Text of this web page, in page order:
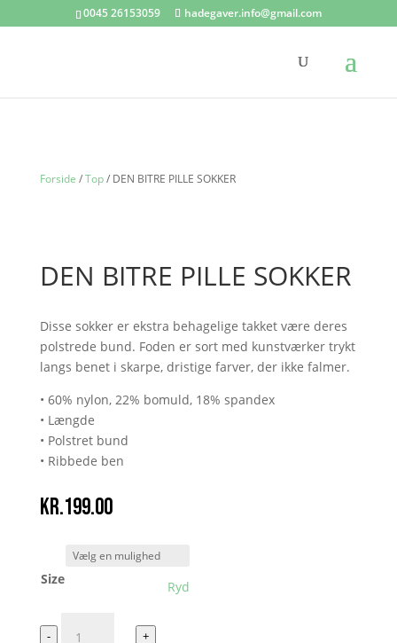
0045 26153059 hadegaver.info@gmail.com
Forside /Top/ DEN BITRE PILLE SOKKER
DEN BITRE PILLE SOKKER
Disse sokker er ekstra behagelige takket være deres
polstrede bund. Foden er sort med kunstværker trykt
langs benet i skarpe, dristige farver, der ikke falmer.
• 60% nylon, 22% bomuld, 18% spandex
• Længde
• Polstret bund
• Ribbede ben
kr.199.00
Size Ryd
DEN
- +